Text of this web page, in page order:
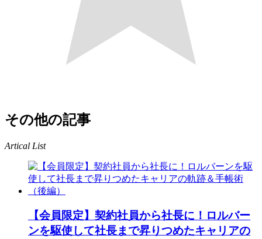
その他の記事
Artical List
【会員限定】契約社員から社長に！ロルバー
ンを駆使して社長まで昇りつめたキャリアの